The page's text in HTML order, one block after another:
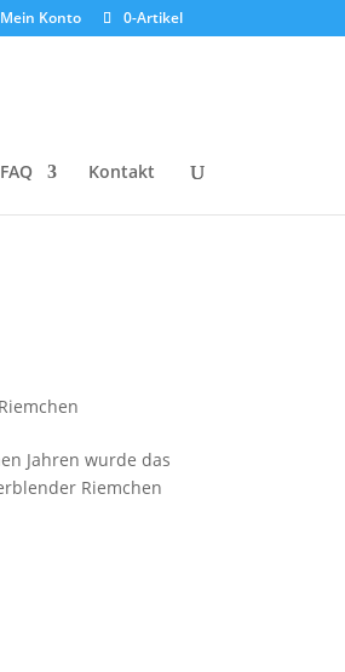
Mein Konto 0-Artikel
FAQ Kontakt
Jahren wurde das
Riemchen